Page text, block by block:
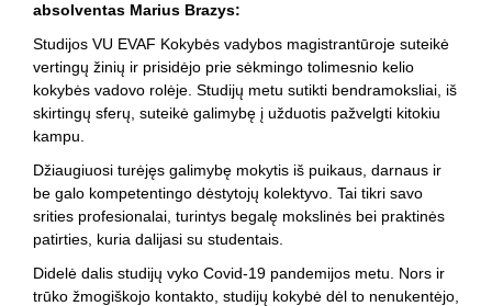
absolventas Marius Brazys:
Studijos VU EVAF Kokybės vadybos magistrantūroje suteikė
vertingų žinių ir prisidėjo prie sėkmingo tolimesnio kelio
kokybės vadovo rolėje. Studijų metu sutikti bendramoksliai, iš
skirtingų sferų, suteikė galimybę į užduotis pažvelgti kitokiu
kampu.
Džiaugiuosi turėjęs galimybę mokytis iš puikaus, darnaus ir
be galo kompetentingo dėstytojų kolektyvo. Tai tikri savo
srities profesionalai, turintys begalę mokslinės bei praktinės
patirties, kuria dalijasi su studentais.
Didelė dalis studijų vyko Covid-19 pandemijos metu. Nors ir
trūko žmogiškojo kontakto, studijų kokybė dėl to nenukentėjo,